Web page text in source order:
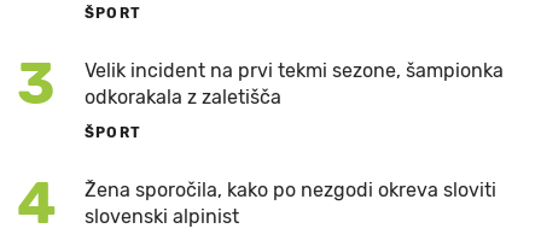
ŠPORT
3
Velik incident na prvi tekmi sezone, šampionka
odkorakala z zaletišča
ŠPORT
4
Žena sporočila, kako po nezgodi okreva sloviti
slovenski alpinist